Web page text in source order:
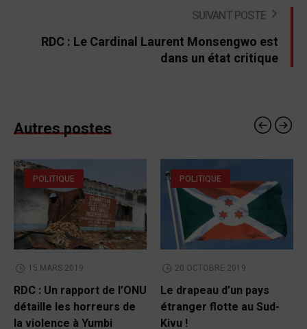
SUIVANT POSTE
RDC : Le Cardinal Laurent Monsengwo est
dans un état critique
Autres postes
POLITIQUE
15 MARS 2019
RDC : Un rapport de l’ONU
détaille les horreurs de
la violence à Yumbi
POLITIQUE
20 OCTOBRE 2019
Le drapeau d’un pays
étranger flotte au Sud-
Kivu !